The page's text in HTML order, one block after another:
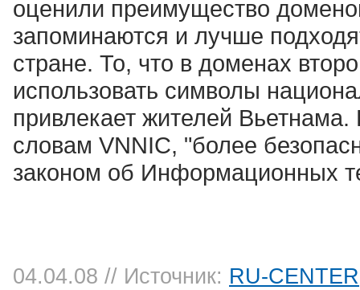
оценили преимущество
запоминаются и лучше
стране. То, что в доменах
использовать символы
привлекает жителей
словам VNNIC, "более
законом об Информационных
04.04.08 // Источник: RU-CENTER